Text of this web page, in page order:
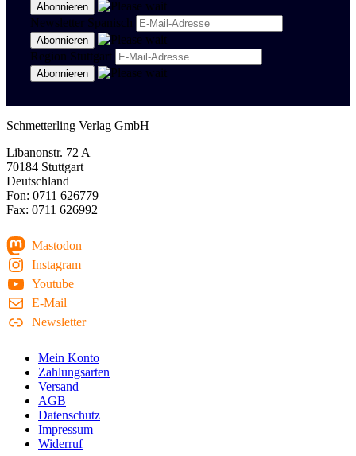
Newsletter Spanisch
Region Stuttgart
Schmetterling Verlag GmbH
Libanonstr. 72 A
70184 Stuttgart
Deutschland
Fon: 0711 626779
Fax: 0711 626992
Mastodon
Instagram
Youtube
E-Mail
Newsletter
Mein Konto
Zahlungsarten
Versand
AGB
Datenschutz
Impressum
Widerruf